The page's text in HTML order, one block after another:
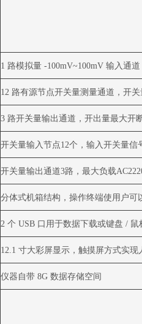
1 路模拟量 -100mV~100mV 输入通道
12 路有源节点开关量测量通道，开关
3 路开关量输出通道，开出量最大开
开关量输入节点12个，输入开关量信
开关量输出通道3路，最大负载
分体式机箱结构，操作终端使用户可
2 个 USB 口用于数据下载或键盘 / 鼠
12.1 寸大彩屏显示，触摸屏方式实现
仪器自带 8G 数据存储空间